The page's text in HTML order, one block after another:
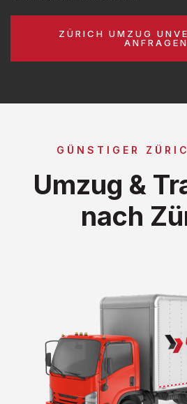
ZÜRICH UMZUG
ANFRAGEN
GÜNSTIGER
Umzug &
nach